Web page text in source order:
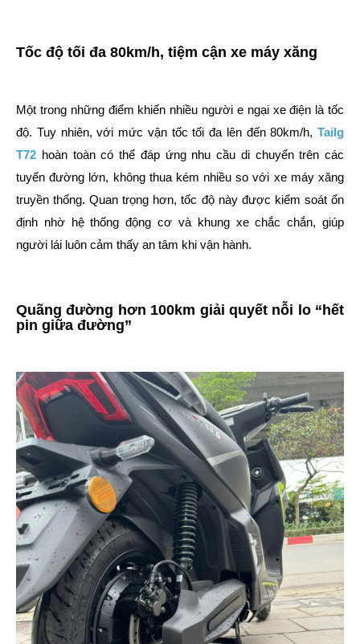
Tốc độ tối đa 80km/h, tiệm cận xe máy xăng
Một trong những điểm khiến nhiều người e ngại xe điện là tốc
độ. Tuy nhiên, với mức vận tốc tối đa lên đến 80km/h, Tailg
T72 hoàn toàn có thể đáp ứng nhu cầu di chuyển trên các
tuyến đường lớn, không thua kém nhiều so với xe máy xăng
truyền thống. Quan trọng hơn, tốc độ này được kiểm soát ổn
định nhờ hệ thống động cơ và khung xe chắc chắn, giúp
người lái luôn cảm thấy an tâm khi vận hành.
Quãng đường hơn 100km giải quyết nỗi lo “hết
pin giữa đường”